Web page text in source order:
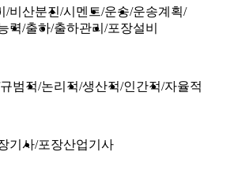
비산분진 시멘트 운송 운송계획
력 출하 출하관리 포장설비
규범적 논리적 생산적 인간적 자율적
기사 포장산업기사